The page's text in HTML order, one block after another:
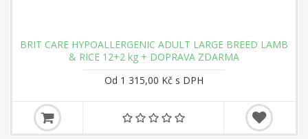
BRIT CARE HYPOALLERGENIC ADULT LARGE BREED LAMB
& RICE 12+2 kg + DOPRAVA ZDARMA
Od 1 315,00 Kč s DPH